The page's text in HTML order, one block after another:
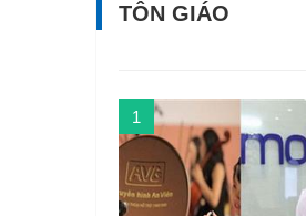
TÔN GIÁO
1